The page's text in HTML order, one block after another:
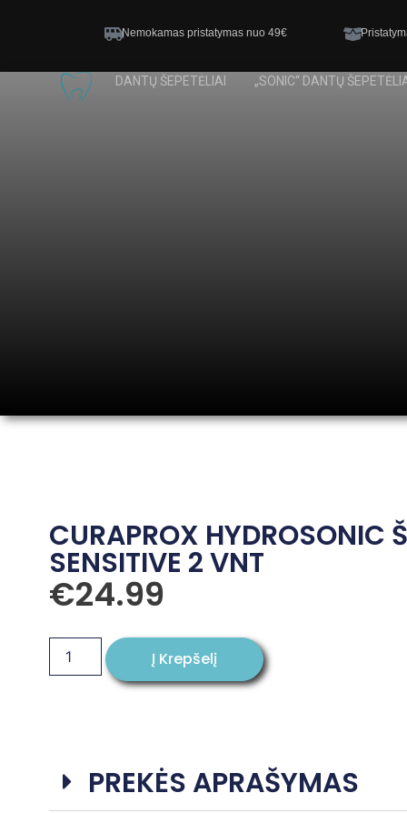
Nemokamas pristatymas nuo 49€
DANTŲ ŠEPETĖLIAI „SONIC“ DANTŲ
CURAPROX HYDROSONIC
SENSITIVE 2 VNT
€24.99
PREKĖS APRAŠYMAS
Į Krepšelį